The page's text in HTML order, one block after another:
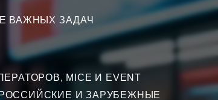
ВАЖНЫХ ЗАДАЧ
MICE И EVENT
И ЗАРУБЕЖНЫЕ